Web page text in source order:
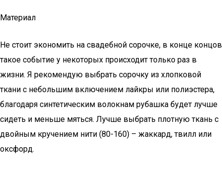
Материал
Не стоит экономить на свадебной сорочке, в конце концов
такое событие у некоторых происходит только раз в
жизни. Я рекомендую выбрать сорочку из хлопковой
ткани с небольшим включением лайкры или полиэстера,
благодаря синтетическим волокнам рубашка будет лучше
сидеть и меньше мяться. Лучше выбрать плотную ткань с
двойным кручением нити (80-160) – жаккард, твилл или
оксфорд.